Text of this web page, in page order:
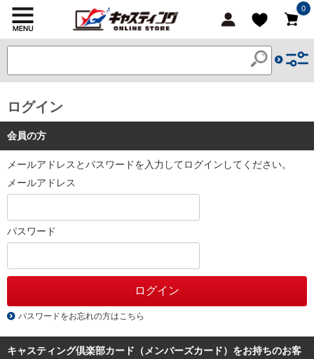
0
ログイン
会員の方
メールアドレスとパスワードを入力してログインしてください。
メールアドレス
パスワード
パスワードをお忘れの方はこちら
キャスティング倶楽部カード（メンバーズカード）をお持ちのお客